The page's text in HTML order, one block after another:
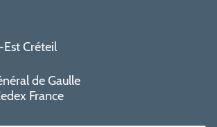
Créteil
de Gaulle
France